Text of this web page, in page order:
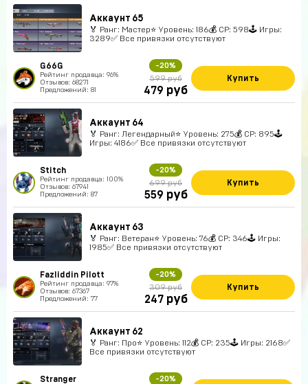
Аккаунт 65
🏅 Ранг: Мастер⭐️ Уровень: 186💰 CP: 598🕹 Игры:
3289✅ Все привязки отсутствуют
G66G
Рейтинг продавца: 96%
Отзывов: 68271
Предложений: 81
-20%
599 руб
479 руб
Купить
Аккаунт 64
🏅 Ранг: Легендарный⭐️ Уровень: 275💰 CP: 895🕹
Игры: 4186✅ Все привязки отсутствуют
Stitch
Рейтинг продавца: 100%
Отзывов: 67941
Предложений: 87
-20%
699 руб
559 руб
Купить
Аккаунт 63
🏅 Ранг: Ветеран⭐️ Уровень: 76💰 CP: 346🕹 Игры:
1985✅ Все привязки отсутствуют
Fazliddin Pilott
Рейтинг продавца: 97%
Отзывов: 67367
Предложений: 77
-20%
309 руб
247 руб
Купить
Аккаунт 62
🏅 Ранг: Про⭐️ Уровень: 112💰 CP: 235🕹 Игры: 2168✅
Все привязки отсутствуют
Stranger -20%